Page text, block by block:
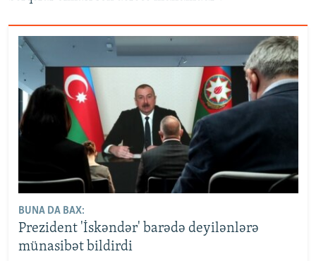
BUNA DA BAX:
Prezident 'İskəndər' barədə deyilənlərə
münasibət bildirdi